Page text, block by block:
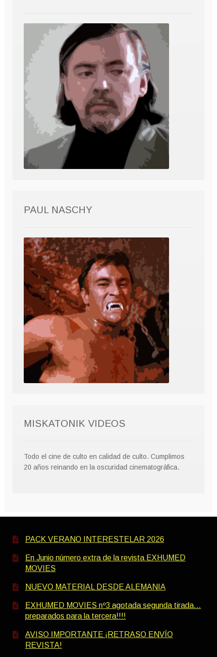
PAUL NASCHY
MISKATONIK VIDEOS
Todo el cine de culto en calidad de culto. Cumplimos
20 años reinando en la oscuridad cinematográfica.
PACK VERANO INTERESTELAR 2026
En Junio número extra de la revista EXHUMED
MOVIES
NUEVO MATERIAL DESDE ALEMANIA
EXHUMED MOVIES nº3 agotada segunda tirada…
preparados para la tercera!!!!
AVISO IMPORTANTE ¡RETRASO ENVÍO
REVISTA!